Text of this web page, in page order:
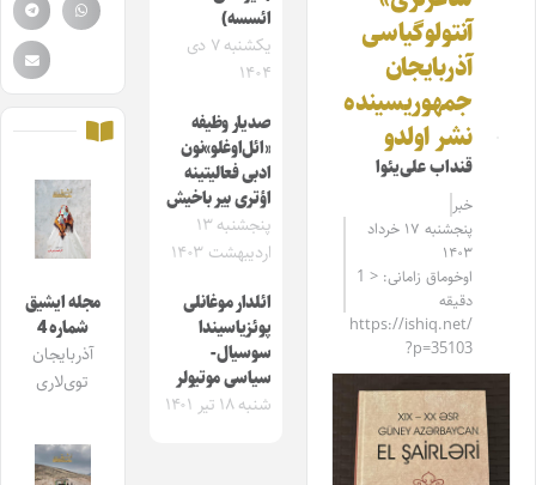
آنتولوگیاسی
آذربایجان
جمهوریسینده
نشر اولدو
قنداب علی‌یئوا
خبر
پنجشنبه ۱۷ خرداد
۱۴۰۳
اوخوماق زامانی: < 1
دقیقه
https://ishiq.net/
?p=35103
ائسسه)
یکشنبه ۷ دی
۱۴۰۴
صدیار وظیفه
«ائل‌اوغلو»نون
ادبی فعالیتینه
اؤتری بیر باخیش
پنجشنبه ۱۳
اردیبهشت ۱۴۰۳
ائلدار موغانلی
پوئزیاسیندا
سوسیال-
سیاسی موتیو‌لر
شنبه ۱۸ تیر ۱۴۰۱
مجله ایشیق
شماره 4
آذربایجان
توی‌لاری